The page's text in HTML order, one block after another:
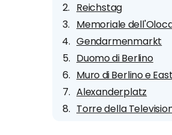
Reichstag
Memoriale
Gendarmenmarkt
Duomo di Berlino
Muro di Berlino e
Alexanderplatz
Torre della